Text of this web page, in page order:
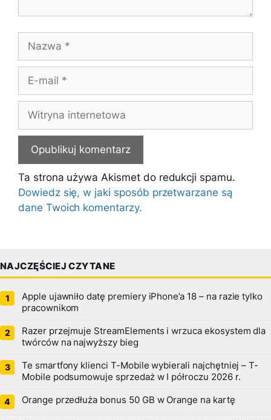
mail
internetowa
Ta strona używa Akismet do redukcji spamu.
Dowiedz się, w jaki sposób przetwarzane są
dane Twoich komentarzy.
NAJCZĘŚCIEJ CZYTANE
Apple ujawniło datę premiery iPhone’a 18 – na razie tylko
pracownikom
Razer przejmuje StreamElements i wrzuca ekosystem dla
twórców na najwyższy bieg
Te smartfony klienci T-Mobile wybierali najchętniej – T-
Mobile podsumowuje sprzedaż w I półroczu 2026 r.
Orange przedłuża bonus 50 GB w Orange na kartę